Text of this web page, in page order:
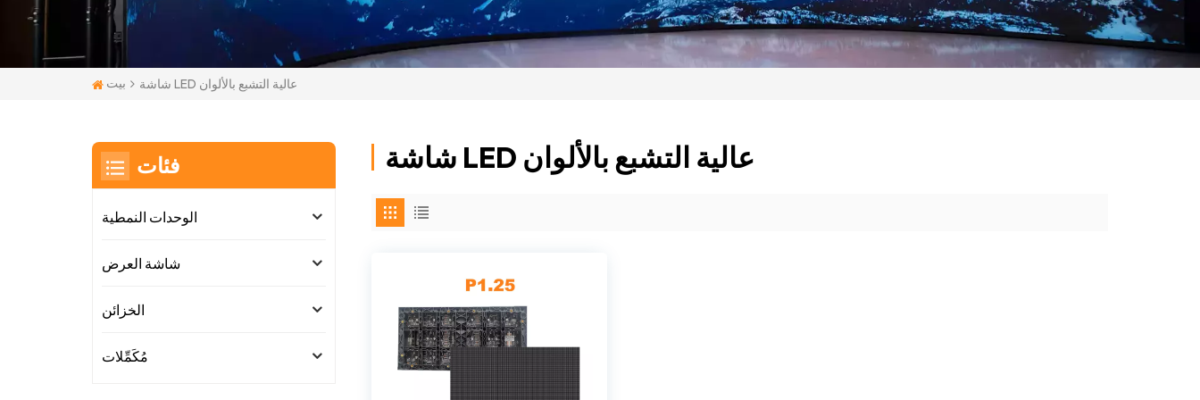
بيت شاشة LED عالية التشبع بالألوان
شاشة LED عالية التشبع بالألوان فئات
الوحدات النمطية
شاشة العرض
الخزائن
مُكَمِّلات